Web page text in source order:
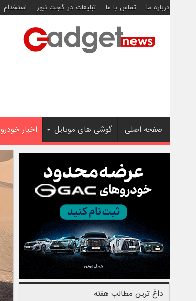
درباره ما تماس با ما تبلیغات در گجت نیوز استخدام
صفحه اصلی گوشی های موبایل اخبار خودرو
داغ ترین مطالب هفته